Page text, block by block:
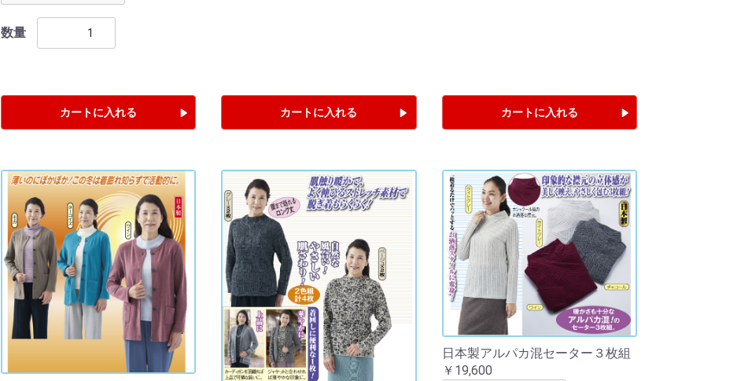
数量
カートに入れる カートに入れる カートに入れる
日本製アルパカ混セーター３枚組
￥19,600